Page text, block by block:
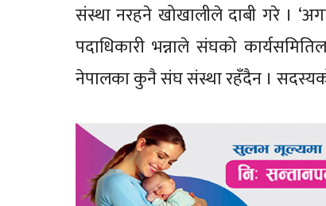
संस्था नरहने खोखालीले दाबी गरे ।
पदाधिकारी भन्नाले संघको
नेपालका कुनै संघ संस्था रहँदैन ।